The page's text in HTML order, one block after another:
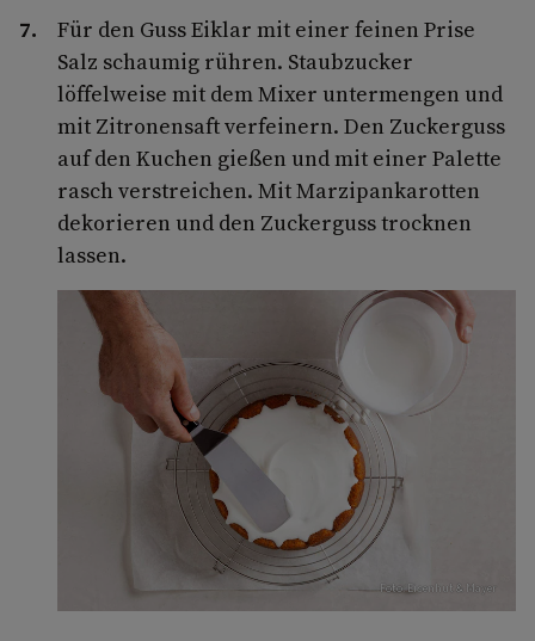
Für den Guss Eiklar mit einer feinen Prise
Salz schaumig rühren. Staubzucker
löffelweise mit dem Mixer untermengen und
mit Zitronensaft verfeinern. Den Zuckerguss
auf den Kuchen gießen und mit einer Palette
rasch verstreichen. Mit Marzipankarotten
dekorieren und den Zuckerguss trocknen
lassen.
Foto: Eisenhut & Mayer